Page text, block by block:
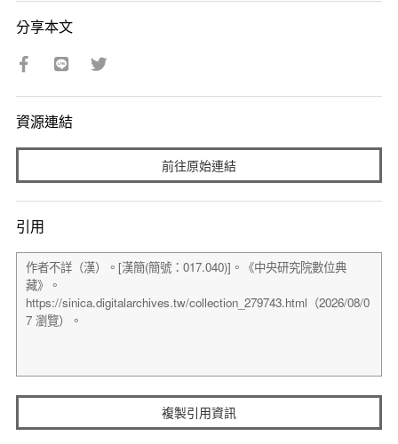
分享本文
資源連結
前往原始連結
引用
複製引用資訊